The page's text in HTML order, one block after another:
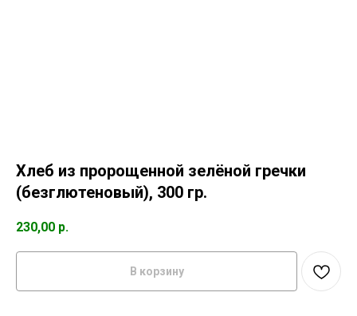
Хлеб из пророщенной зелëной гречки
(безглютеновый), 300 гр.
230,00 р.
В корзину